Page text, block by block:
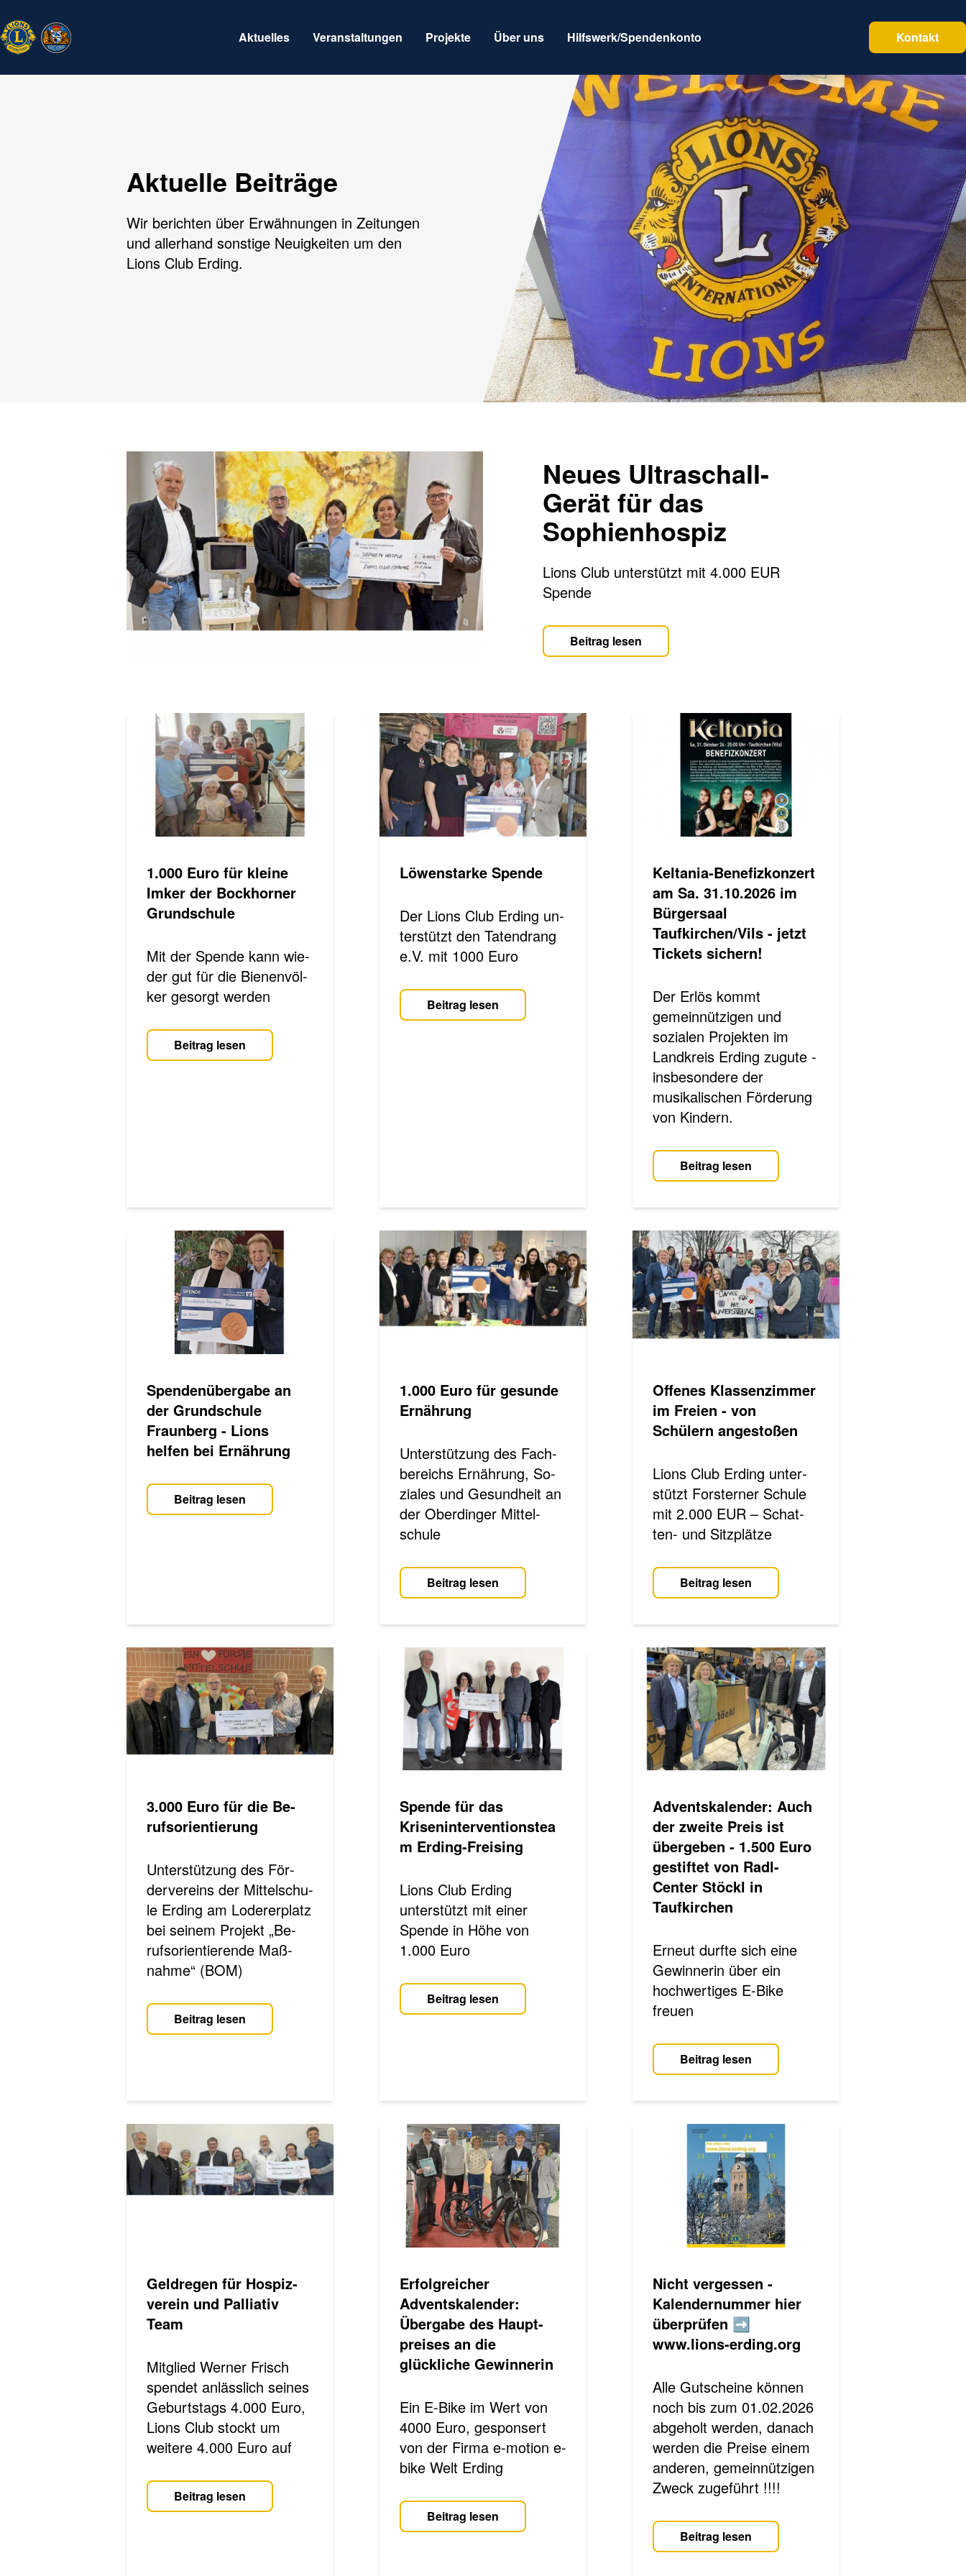
Aktuelles Veranstaltungen Projekte Über uns Hilfswerk/Spendenkonto Kontakt
Aktuelle Beiträge
Wir berichten über Erwähnungen in Zeitungen
und allerhand sonstige Neuigkeiten um den
Lions Club Erding.
Neues Ultraschall-
Gerät für das
Sophienhospiz
Lions Club unterstützt mit 4.000 EUR
Spende
Beitrag lesen
1.000 Euro für klei­ne
Imker der Bockhorner
Grundschule
Mit der Spende kann wie­
der gut für die Bie­nen­völ­
ker gesorgt werden­
Beitrag lesen
Lö­wen­star­ke Spen­de
Der Lions Club Er­ding un­
ter­stützt den Ta­ten­drang
e.V. mit 1000 Euro
Beitrag lesen
Keltania-Benefizkonzert
am Sa. 31.10.2026 im
Bürgersaal
Taufkirchen/Vils - jetzt
Tickets sichern!
Der Erlös kommt
gemeinnützigen und
sozialen Projekten im
Landkreis Erding zugute -
insbesondere der
musikalischen Förderung
von Kindern.
Beitrag lesen
Spendenübergabe an
der Grundschule
Fraunberg - Lions
helfen bei Ernährung
Beitrag lesen
1.000 Euro für ge­sun­de
Er­näh­rung
Unterstützung des Fach­
be­reichs Er­näh­rung, So­
zia­les und Ge­sund­heit an
der Ober­din­ger Mit­tel­
schu­le
Beitrag lesen
Of­fe­nes Klas­sen­zim­mer
im Frei­en - von
Schülern angestoßen
Lions Club Er­ding un­ter­
stützt Fors­ter­ner Schu­le
mit 2.000 EUR – Schat­
ten- und Sitz­plät­ze
Beitrag lesen
3.000 Euro für die Be­
rufs­ori­en­tie­rung
Unterstützung des För­
der­ver­eins der Mit­tel­schu­
le Er­ding am Lo­de­rer­platz
bei sei­nem Pro­jekt „Be­
rufs­ori­en­tie­ren­de Maß­
nah­me“ (BOM)
Beitrag lesen
Spende für das
Kriseninterventionstea
m Erding-Freising
Lions Club Erding
unterstützt mit einer
Spende in Höhe von
1.000 Euro
Beitrag lesen
Adventskalender: Auch
der zweite Preis ist
übergeben - 1.500 Euro
gestiftet von Radl-
Center Stöckl in
Taufkirchen
Erneut durfte sich eine
Gewinnerin über ein
hochwertiges E-Bike
freuen
Beitrag lesen
Geld­re­gen für Hos­piz­
ver­ein und Pal­lia­tiv
Team
Mitglied Werner Frisch
spendet anlässlich sei­nes
Ge­burts­tags­ 4.000 Euro,
Lions Club stockt um
weitere 4.000 Euro auf­
Beitrag lesen
Erfolgreicher
Adventskalender:
Übergabe des Haupt­
preises an die
glückliche Gewinnerin
Ein E-Bike im Wert von
4000 Euro, gesponsert
von der Firma e-mo­ti­on e-
bike Welt Erding
Beitrag lesen
Nicht vergessen -
Kalendernummer hier
überprüfen ➡️
www.lions-erding.org
Alle Gutscheine können
noch bis zum 01.02.2026
abgeholt werden, danach
werden die Preise einem
anderen, gemeinnützigen
Zweck zugeführt !!!!
Beitrag lesen